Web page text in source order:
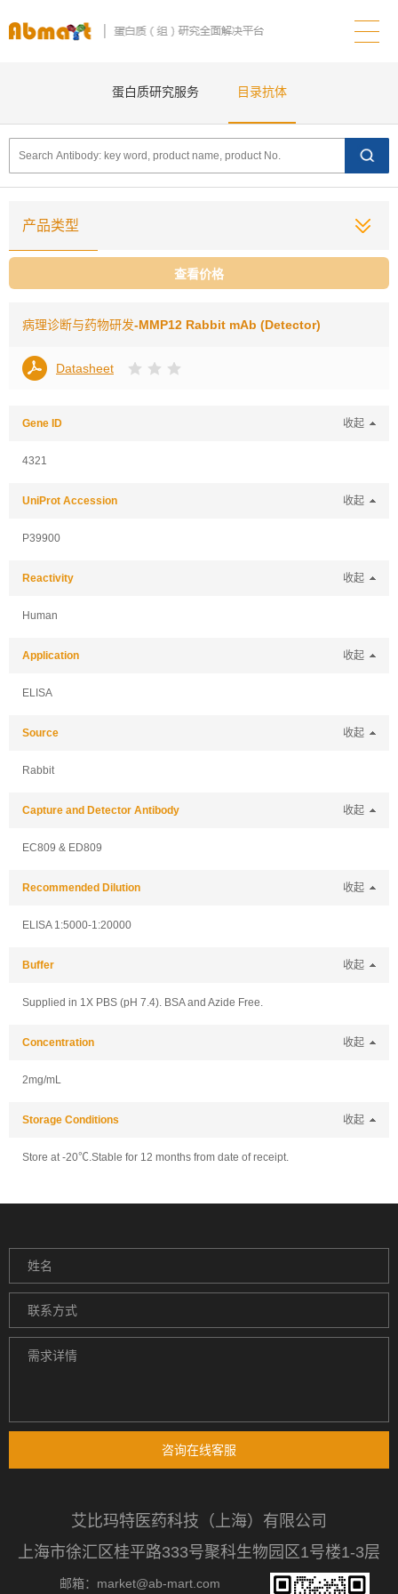
蛋白质研究服务 目录抗体
产品类型
查看价格
病理诊断与药物研发-MMP12 Rabbit mAb (Detector)
Datasheet
Gene ID 收起
4321
UniProt Accession 收起
P39900
Reactivity 收起
Human
Application 收起
ELISA
Source 收起
Rabbit
Capture and Detector Antibody 收起
EC809 & ED809
Recommended Dilution 收起
ELISA 1:5000-1:20000
Buffer 收起
Supplied in 1X PBS (pH 7.4). BSA and Azide Free.
Concentration 收起
2mg/mL
Storage Conditions 收起
Store at -20℃.Stable for 12 months from date of receipt.
咨询在线客服
艾比玛特医药科技（上海）有限公司
上海市徐汇区桂平路333号聚科生物园区1号楼1-3层
邮箱：market@ab-mart.com